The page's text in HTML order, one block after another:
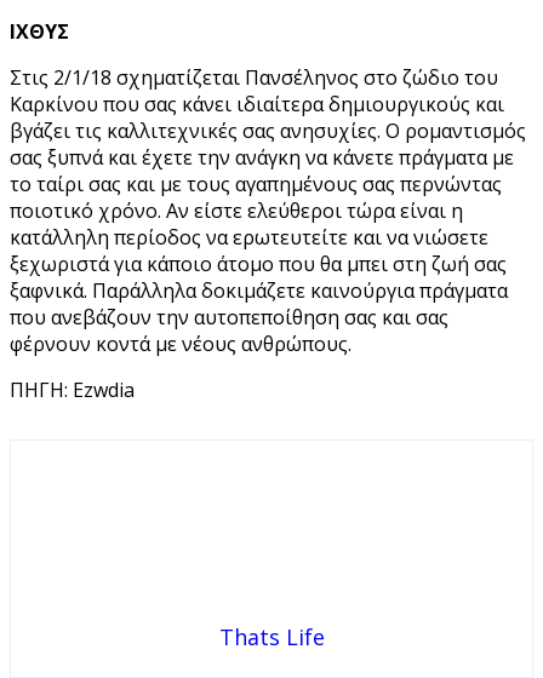
ΙΧΘΥΣ
Στις 2/1/18 σχηματίζεται Πανσέληνος στο ζώδιο του
Καρκίνου που σας κάνει ιδιαίτερα δημιουργικούς και
βγάζει τις καλλιτεχνικές σας ανησυχίες. Ο ρομαντισμός
σας ξυπνά και έχετε την ανάγκη να κάνετε πράγματα με
το ταίρι σας και με τους αγαπημένους σας περνώντας
ποιοτικό χρόνο. Αν είστε ελεύθεροι τώρα είναι η
κατάλληλη περίοδος να ερωτευτείτε και να νιώσετε
ξεχωριστά για κάποιο άτομο που θα μπει στη ζωή σας
ξαφνικά. Παράλληλα δοκιμάζετε καινούργια πράγματα
που ανεβάζουν την αυτοπεποίθηση σας και σας
φέρνουν κοντά με νέους ανθρώπους.
ΠΗΓΗ: Ezwdia
Thats Life